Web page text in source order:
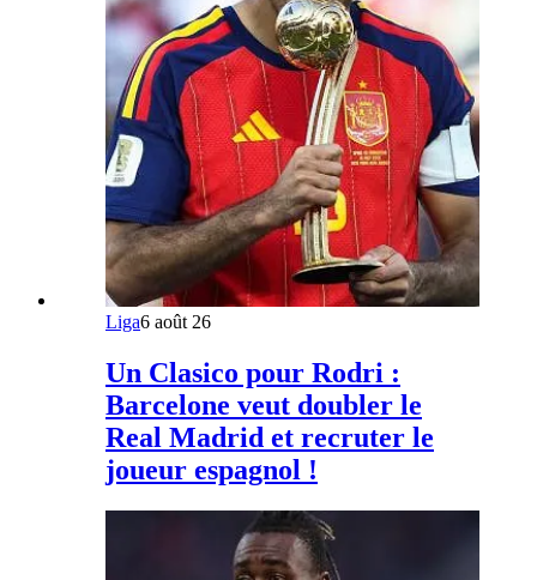
Liga6 août 26
Un Clasico pour Rodri :
Barcelone veut doubler le
Real Madrid et recruter le
joueur espagnol !